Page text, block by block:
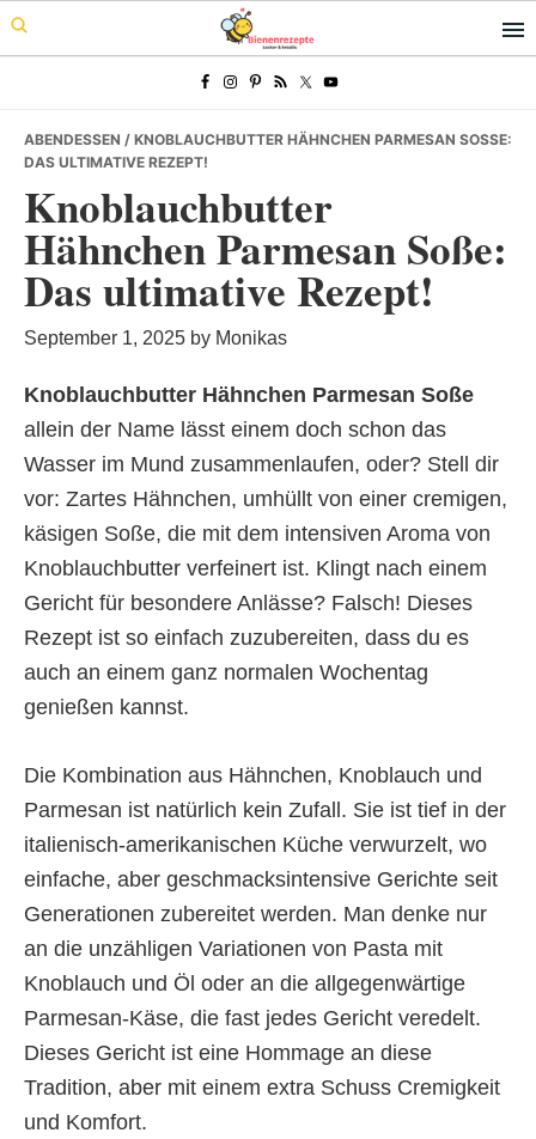
Skip
to
Skip
to
Skip
to
ABENDESSEN / KNOBLAUCHBUTTER HÄHNCHEN PARMESAN SOSSE: D
AS ULTIMATIVE REZEPT!
Knoblauchbutter
Hähnchen Parmesan Soße:
Das ultimative Rezept!
September 1, 2025 by Monikas
Knoblauchbutter Hähnchen Parmesan Soße
allein der Name lässt einem doch schon das
Wasser im Mund zusammenlaufen, oder? Stell dir
vor: Zartes Hähnchen, umhüllt von einer cremigen,
käsigen Soße, die mit dem intensiven Aroma von
Knoblauchbutter verfeinert ist. Klingt nach einem
Gericht für besondere Anlässe? Falsch! Dieses
Rezept ist so einfach zuzubereiten, dass du es
auch an einem ganz normalen Wochentag
genießen kannst.
Die Kombination aus Hähnchen, Knoblauch und
Parmesan ist natürlich kein Zufall. Sie ist tief in der
italienisch-amerikanischen Küche verwurzelt, wo
einfache, aber geschmacksintensive Gerichte seit
Generationen zubereitet werden. Man denke nur
an die unzähligen Variationen von Pasta mit
Knoblauch und Öl oder an die allgegenwärtige
Parmesan-Käse, die fast jedes Gericht veredelt.
Dieses Gericht ist eine Hommage an diese
Tradition, aber mit einem extra Schuss Cremigkeit
und Komfort.